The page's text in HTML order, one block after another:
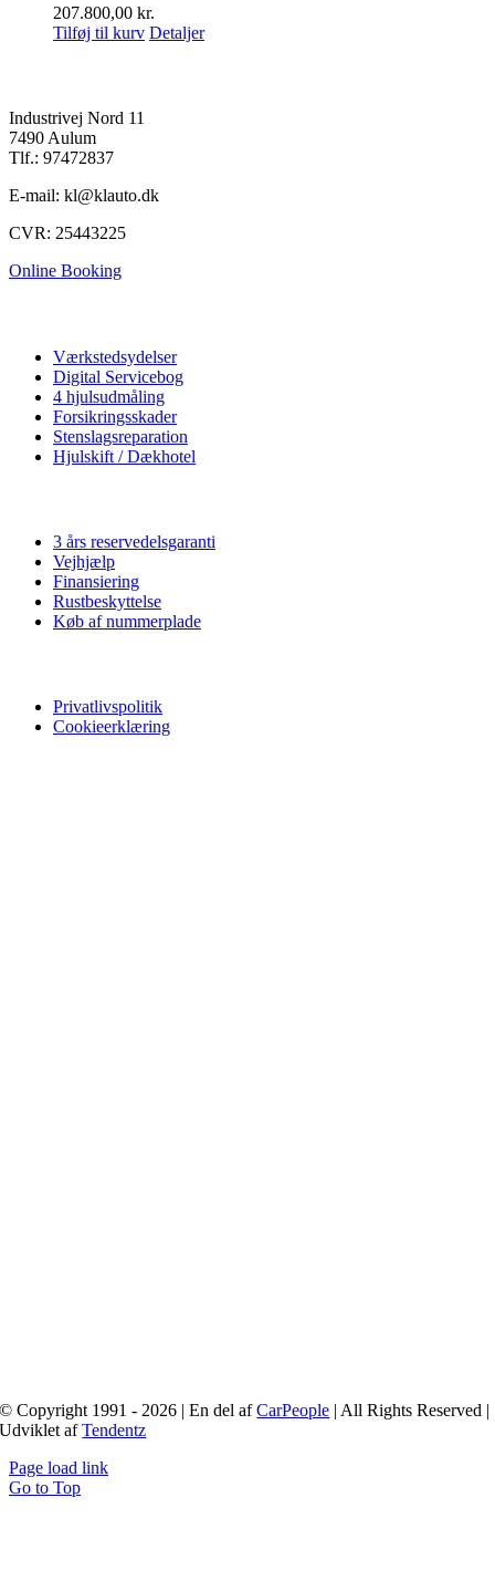
207.800,00 kr.
Tilføj til kurv Detaljer
Industrivej Nord 11
7490 Aulum
Tlf.: 97472837
E-mail: kl@klauto.dk
CVR: 25443225
Online Booking
Værkstedsydelser
Digital Servicebog
4 hjulsudmåling
Forsikringsskader
Stenslagsreparation
Hjulskift / Dækhotel
3 års reservedelsgaranti
Vejhjælp
Finansiering
Rustbeskyttelse
Køb af nummerplade
Privatlivspolitik
Cookieerklæring
© Copyright 1991 - 2026 | En del afCarPeople | All Rights Reserved |
Udviklet afTendentz
Page load link
Go to Top